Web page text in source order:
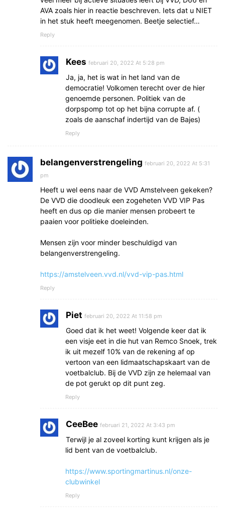
AVA zoals hier in reactie beschreven. Iets dat u NIET
in het stuk heeft meegenomen. Beetje selectief…
Reply
Kees februari 20, 2022 At 5:28 pm
Ja, ja, het is wat in het land van de
democratie! Volkomen terecht over de hier
genoemde personen. Politiek van de
dorpspomp tot op het bijna corrupte af. (
zoals de aanschaf indertijd van de Bajes)
Reply
belangenverstrengeling februari 20, 2022 At 5:31
pm
Heeft u wel eens naar de VVD Amstelveen gekeken?
De VVD die doodleuk een zogeheten VVD VIP Pas
heeft en dus op die manier mensen probeert te
paaien voor politieke doeleinden.
Mensen zijn voor minder beschuldigd van
belangenverstrengeling.
https://amstelveen.vvd.nl/vvd-vip-pas.html
Reply
Piet februari 20, 2022 At 11:58 pm
Goed dat ik het weet! Volgende keer dat ik
een visje eet in die hut van Remco Snoek, trek
ik uit mezelf 10% van de rekening af op
vertoon van een lidmaatschapskaart van de
voetbalclub. Bij de VVD zijn ze helemaal van
de pot gerukt op dit punt zeg.
Reply
CeeBee februari 21, 2022 At 3:43 pm
Terwijl je al zoveel korting kunt krijgen als je
lid bent van de voetbalclub.
https://www.sportingmartinus.nl/onze-
clubwinkel
Reply